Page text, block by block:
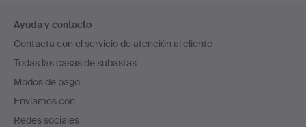
en
el
pie
de
página
Ayuda y contacto
Contacta con el servicio de atención al cliente
Todas las casas de subastas
Modos de pago
Enviamos con
Redes sociales